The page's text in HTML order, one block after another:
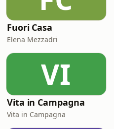
Fuori Casa
Elena Mezzadri
VI
Vita in Campagna
Vita in Campagna